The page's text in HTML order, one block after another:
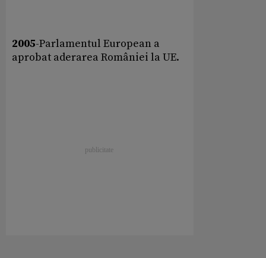
2005-Parlamentul European a
aprobat aderarea României la UE.